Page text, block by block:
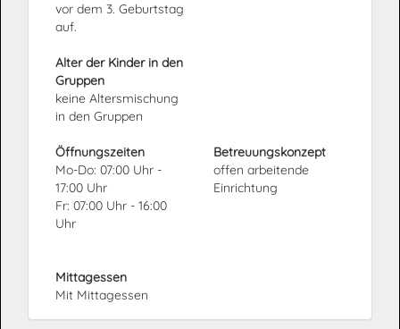
vor dem 3. Geburtstag
auf.
Alter der Kinder in den
Gruppen
keine Altersmischung
in den Gruppen
Öffnungszeiten
Mo-Do: 07:00 Uhr -
17:00 Uhr
Fr: 07:00 Uhr - 16:00
Uhr
Mittagessen
Mit Mittagessen
Betreuungskonzept
offen arbeitende
Einrichtung